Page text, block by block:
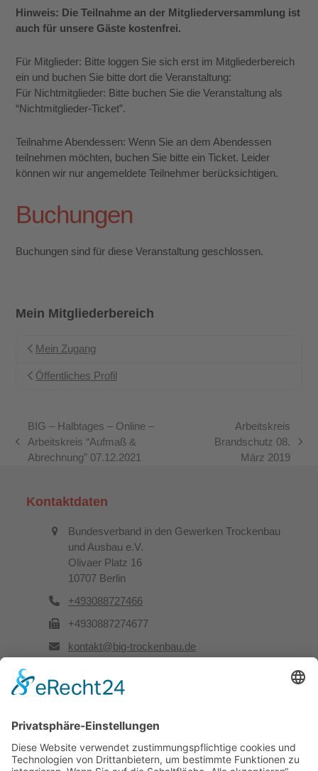
Hinweis: Die Teilnahme an der Mitgliederversammlung ist
auch für unsere Gäste kostenfrei.
Für Mitglieder: Bitte loggen Sie sich erst im Mitgliederbereich
ein und buchen Sie bitte dort die Veranstaltung:
Für Nichtmitglieder: Bitte buchen Sie die Veranstaltung als
“Nichtmitglieder-Ticket”.
Teilnahme Abendessen: Wenn Sie an dem Abendessen
teilnehmen möchten, buchen Sie bitte ein Ticket. Leider
können wir nur angemeldete Teilnehmer berücksichtigen.
Buchungen
Buchungen sind für diese Veranstaltung geschlossen.
Mein Mitgliederbereich
Mein Zugang
Öffentliches Profil
vorheriger
Beitrag:
BIG – Halbtages – Online –
Arbeitskreis “Aufmaß &
Abrechnung” 07.12.2021
Nächster
Arbeitskreis
Brandschutz 08.
März 2019
Kontaktdaten
Bundesverband in den Gewerken Trockenbau
und Ausbau e.V.
Olivaer Platz 16
10707 Berlin
+493088727466
+4930887274677
kontakt@big-trockenbau.de
Rechtliches
Kontakt